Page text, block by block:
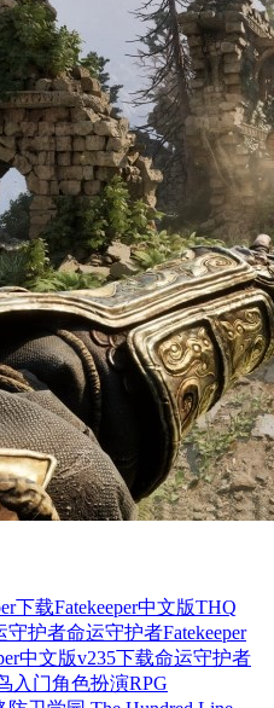
下载Fatekeeper中文版THQ
守护者命运守护者Fatekeeper
中文版v235下载命运守护者
入门角色扮演RPG